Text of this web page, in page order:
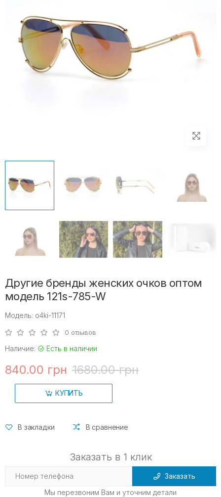
Другие бренды женских очков оптом
модель 121s-785-W
Модель: o4ki-11171
0 отзывов
Наличие: Есть в наличии
840.00 грн 1680.00 грн
КУПИТЬ
В закладки В сравнение
Заказать в 1 клик
Заказать
Мы перезвоним Вам и уточним детали